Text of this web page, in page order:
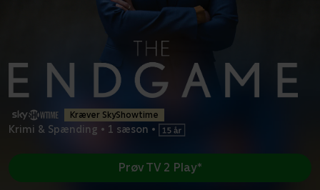
Kræver SkyShowtime
Krimi & Spænding • 1 sæson •
Prøv TV 2 Play*